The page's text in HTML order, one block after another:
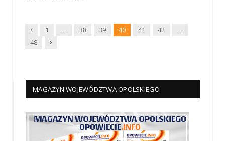
Wstecz
1 … 38 39 40 41 42
…
48
Dalej
MAGAZYN WOJEWÓDZTWA OPOLSKIEGO